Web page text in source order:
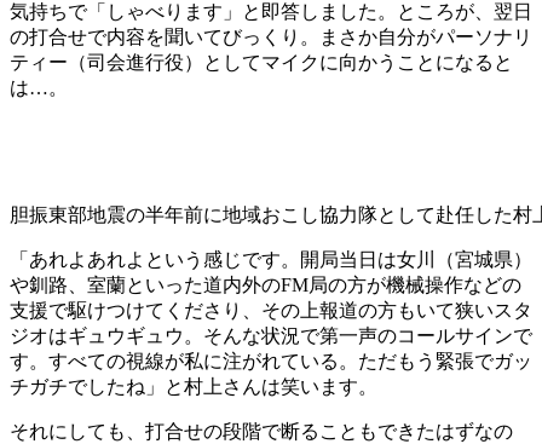
気持ちで「しゃべります」と即答しました。ところが、翌日
の打合せで内容を聞いてびっくり。まさか自分がパーソナリ
ティー（司会進行役）としてマイクに向かうことになると
は…。
胆振東部地震の半年前に地域おこし協力隊として赴任した村
「あれよあれよという感じです。開局当日は女川（宮城県）
や釧路、室蘭といった道内外のFM局の方が機械操作などの
支援で駆けつけてくださり、その上報道の方もいて狭いスタ
ジオはギュウギュウ。そんな状況で第一声のコールサインで
す。すべての視線が私に注がれている。ただもう緊張でガッ
チガチでしたね」と村上さんは笑います。
それにしても、打合せの段階で断ることもできたはずなの